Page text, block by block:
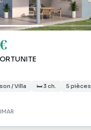
/ Villa 🛏 3 ch. 5 pièces